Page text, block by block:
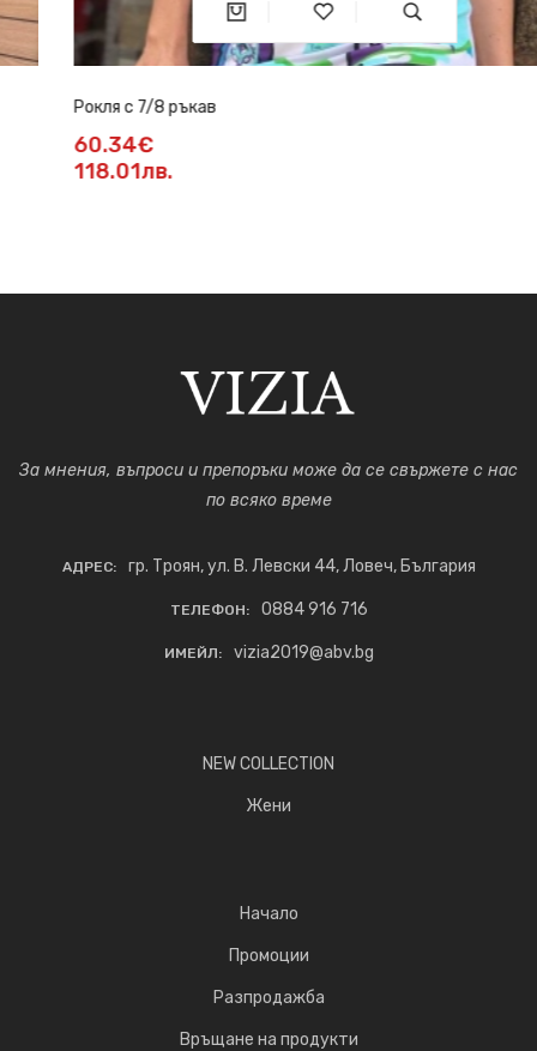
Рокля с 7/8 ръкав
60.34€
118.01лв.
За мнения, въпроси и препоръки може да се свържете с нас
по всяко време
АДРЕС: гр. Троян, ул. В. Левски 44, Ловеч, България
ТЕЛЕФОН: 0884 916 716
ИМЕЙЛ: vizia2019@abv.bg
NEW COLLECTION
Жени
Начало
Промоции
Разпродажба
Връщане на продукти